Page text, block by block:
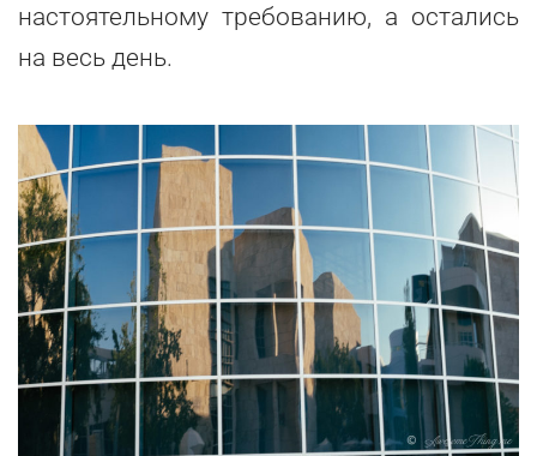
настоятельному требованию, а остались
на весь день.